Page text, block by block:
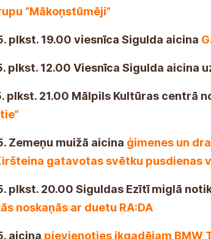
“Mākoņstūmēji”
plkst. 19.00 viesnīca Sigulda aicina
plkst. 12.00 Viesnīca Sigulda aicina
plkst. 21.00 Mālpils Kultūras centrā
Zemeņu muižā aicina ģimenes un
gatavotas svētku pusdienas
plkst. 20.00 Siguldas Ezītī miglā
noskaņās ar duetu RA:DA
aicina pievienoties ikgadējam BMW